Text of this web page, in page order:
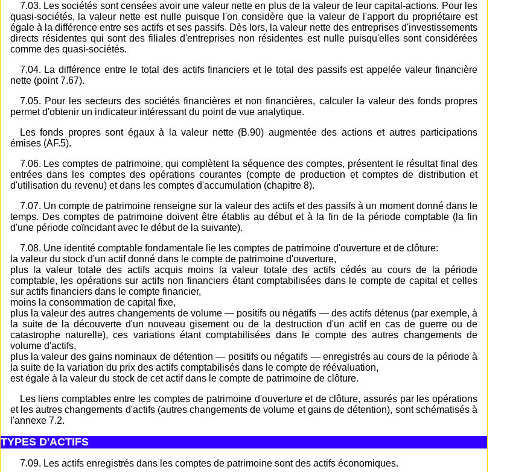
7.03. Les sociétés sont censées avoir une valeur nette en plus de la valeur de leur capital-actions. Pour les
quasi-sociétés, la valeur nette est nulle puisque l'on considère que la valeur de l'apport du propriétaire est
égale à la différence entre ses actifs et ses passifs. Dès lors, la valeur nette des entreprises d'investissements
directs résidentes qui sont des filiales d'entreprises non résidentes est nulle puisqu'elles sont considérées
comme des quasi-sociétés.
7.04. La différence entre le total des actifs financiers et le total des passifs est appelée valeur financière
nette (point 7.67).
7.05. Pour les secteurs des sociétés financières et non financières, calculer la valeur des fonds propres
permet d'obtenir un indicateur intéressant du point de vue analytique.
Les fonds propres sont égaux à la valeur nette (B.90) augmentée des actions et autres participations
émises (AF.5).
7.06. Les comptes de patrimoine, qui complètent la séquence des comptes, présentent le résultat final des
entrées dans les comptes des opérations courantes (compte de production et comptes de distribution et
d'utilisation du revenu) et dans les comptes d'accumulation (chapitre 8).
7.07. Un compte de patrimoine renseigne sur la valeur des actifs et des passifs à un moment donné dans le
temps. Des comptes de patrimoine doivent être établis au début et à la fin de la période comptable (la fin
d'une période coïncidant avec le début de la suivante).
7.08. Une identité comptable fondamentale lie les comptes de patrimoine d'ouverture et de clôture:
la valeur du stock d'un actif donné dans le compte de patrimoine d'ouverture,
plus la valeur totale des actifs acquis moins la valeur totale des actifs cédés au cours de la période
comptable, les opérations sur actifs non financiers étant comptabilisées dans le compte de capital et celles
sur actifs financiers dans le compte financier,
moins la consommation de capital fixe,
plus la valeur des autres changements de volume — positifs ou négatifs — des actifs détenus (par exemple, à
la suite de la découverte d'un nouveau gisement ou de la destruction d'un actif en cas de guerre ou de
catastrophe naturelle), ces variations étant comptabilisées dans le compte des autres changements de
volume d'actifs,
plus la valeur des gains nominaux de détention — positifs ou négatifs — enregistrés au cours de la période à
la suite de la variation du prix des actifs comptabilisés dans le compte de réévaluation,
est égale à la valeur du stock de cet actif dans le compte de patrimoine de clôture.
Les liens comptables entre les comptes de patrimoine d'ouverture et de clôture, assurés par les opérations
et les autres changements d'actifs (autres changements de volume et gains de détention), sont schématisés à
l'annexe 7.2.
TYPES D'ACTIFS
7.09. Les actifs enregistrés dans les comptes de patrimoine sont des actifs économiques.